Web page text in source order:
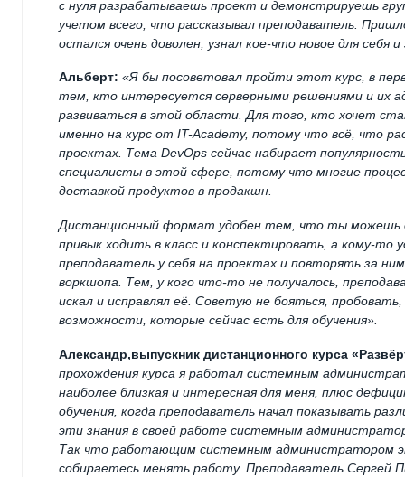
с нуля разрабатываешь проект и демонстрируешь
учетом всего, что рассказывал преподаватель.
остался очень доволен, узнал кое-что новое для себя и
Альберт: «Я бы посоветовал пройти этот курс, в
тем, кто интересуется серверными решениями и их
развиваться в этой области. Для того, кто хочет
именно на курс от IT-Academy, потому что всё, что
проектах. Тема DevOps сейчас набирает
специалисты в этой сфере, потому что многие
доставкой продуктов в продакшн.
Дистанционный формат удобен тем, что ты можешь
привык ходить в класс и конспектировать, а кому-
преподаватель у себя на проектах и повторять за
воркшопа. Тем, у кого что-то не получалось,
искал и исправлял её. Советую не бояться,
возможности, которые сейчас есть для обучения».
Александр,выпускник дистанционного курса
прохождения курса я работал системным
наиболее близкая и интересная для меня, плюс
обучения, когда преподаватель начал показывать
эти знания в своей работе системным
Так что работающим системным администратором
собираетесь менять работу. Преподаватель Сергей